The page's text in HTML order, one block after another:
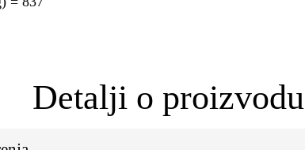
Detalji o proizvodu